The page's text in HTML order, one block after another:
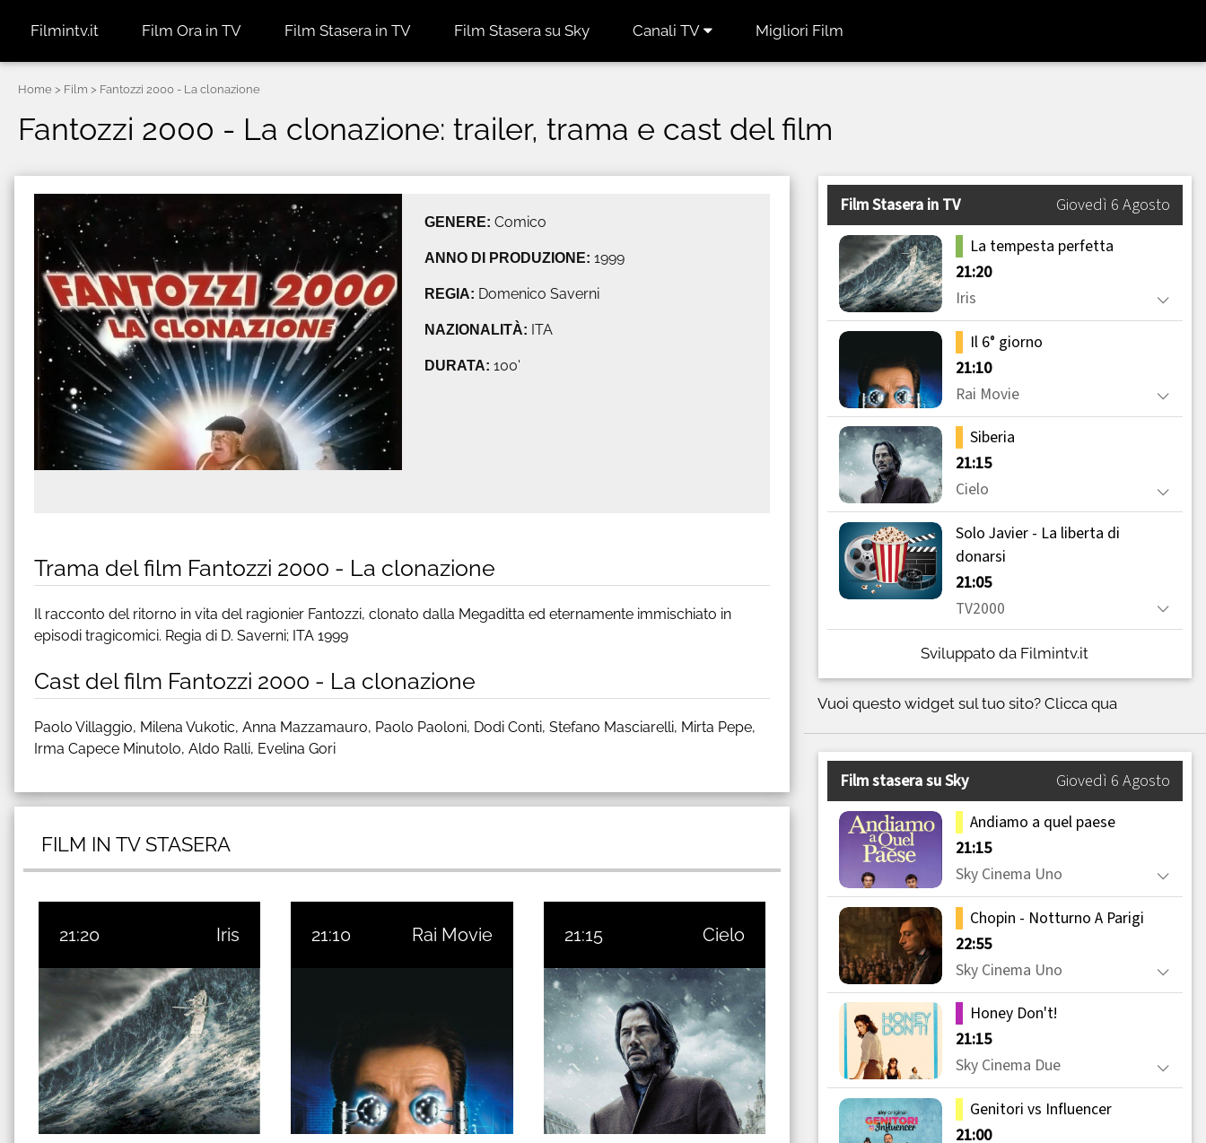
Filmintv.it Film Ora in TV Film Stasera in TV Film Stasera su Sky Canali TV Migliori Film
Home > Film > Fantozzi 2000 - La clonazione
Fantozzi 2000 - La clonazione: trailer, trama e cast del film
GENERE:Comico
ANNO DI PRODUZIONE:1999
REGIA: Domenico Saverni
NAZIONALITÀ: ITA
DURATA:100'
Trama del film Fantozzi 2000 - La clonazione
Il racconto del ritorno in vita del ragionier Fantozzi, clonato dalla Megaditta ed eternamente immischiato in
episodi tragicomici. Regia di D. Saverni; ITA 1999
Cast del film Fantozzi 2000 - La clonazione
Paolo Villaggio, Milena Vukotic, Anna Mazzamauro, Paolo Paoloni, Dodi Conti, Stefano Masciarelli, Mirta Pepe,
Irma Capece Minutolo, Aldo Ralli, Evelina Gori
FILM IN TV STASERA
21:20 Iris 21:10 Rai Movie 21:15 Cielo
Sviluppato da Filmintv.it
Vuoi questo widget sul tuo sito? Clicca qua